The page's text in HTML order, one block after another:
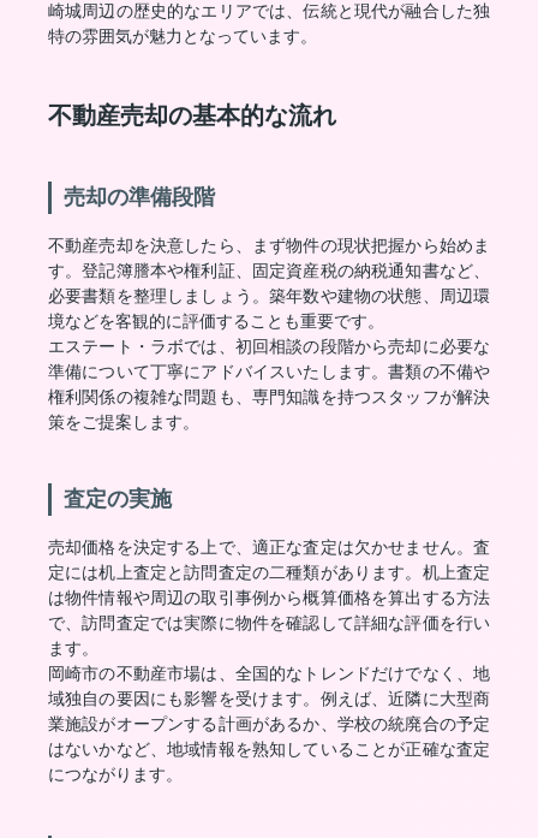
崎城周辺の歴史的なエリアでは、伝統と現代が融合した独
特の雰囲気が魅力となっています。
不動産売却の基本的な流れ
売却の準備段階
不動産売却を決意したら、まず物件の現状把握から始めま
す。登記簿謄本や権利証、固定資産税の納税通知書など、
必要書類を整理しましょう。築年数や建物の状態、周辺環
境などを客観的に評価することも重要です。
エステート・ラボでは、初回相談の段階から売却に必要な
準備について丁寧にアドバイスいたします。書類の不備や
権利関係の複雑な問題も、専門知識を持つスタッフが解決
策をご提案します。
査定の実施
売却価格を決定する上で、適正な査定は欠かせません。査
定には机上査定と訪問査定の二種類があります。机上査定
は物件情報や周辺の取引事例から概算価格を算出する方法
で、訪問査定では実際に物件を確認して詳細な評価を行い
ます。
岡崎市の不動産市場は、全国的なトレンドだけでなく、地
域独自の要因にも影響を受けます。例えば、近隣に大型商
業施設がオープンする計画があるか、学校の統廃合の予定
はないかなど、地域情報を熟知していることが正確な査定
につながります。